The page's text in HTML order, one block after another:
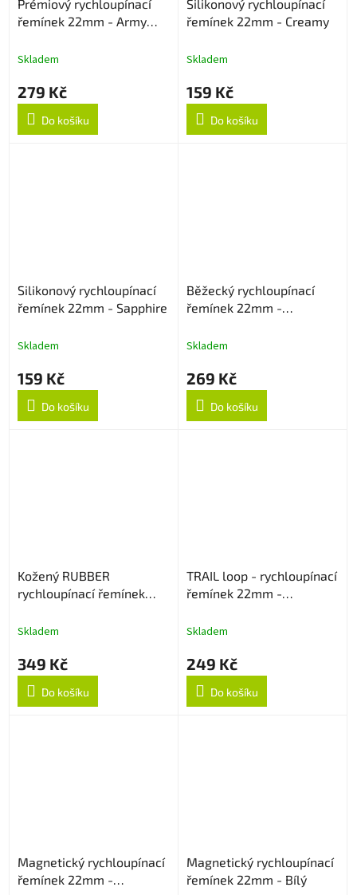
Prémiový rychloupínací
řemínek 22mm - Army
Skladem
279 Kč
Do košíku
Silikonový rychloupínací
řemínek 22mm - Creamy
Skladem
159 Kč
Do košíku
Silikonový rychloupínací
řemínek 22mm - Sapphire
Skladem
159 Kč
Do košíku
Běžecký rychloupínací
řemínek 22mm -
Skladem
269 Kč
Do košíku
Kožený RUBBER
rychloupínací řemínek
Skladem
349 Kč
Do košíku
TRAIL loop - rychloupínací
řemínek 22mm -
Skladem
249 Kč
Do košíku
Magnetický rychloupínací
řemínek 22mm -
Magnetický rychloupínací
řemínek 22mm - Bílý